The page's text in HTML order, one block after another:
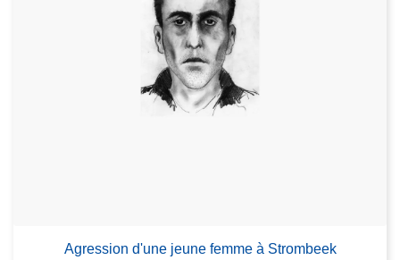
Agression d'une jeune femme à Strombeek